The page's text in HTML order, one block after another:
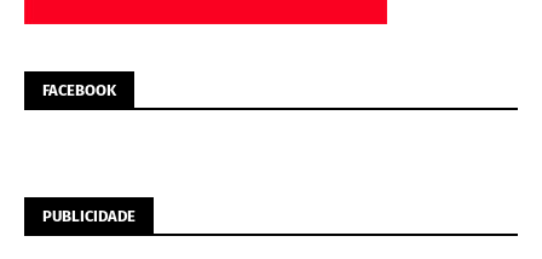
FACEBOOK
PUBLICIDADE